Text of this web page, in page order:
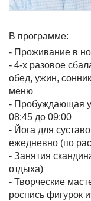
В программе:
- Проживание в
- 4-х разовое
обед, ужин,
меню
- Пробуждающая
08:45 до 09:00
- Йога для
ежедневно (по
- Занятия
отдыха)
- Творческие
роспись фигурок